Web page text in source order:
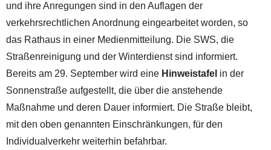
und ihre Anregungen sind in den Auflagen der
verkehrsrechtlichen Anordnung eingearbeitet worden, so
das Rathaus in einer Medienmitteilung. Die SWS, die
Straßenreinigung und der Winterdienst sind informiert.
Bereits am 29. September wird eine Hinweistafel in der
Sonnenstraße aufgestellt, die über die anstehende
Maßnahme und deren Dauer informiert. Die Straße bleibt,
mit den oben genannten Einschränkungen, für den
Individualverkehr weiterhin befahrbar.